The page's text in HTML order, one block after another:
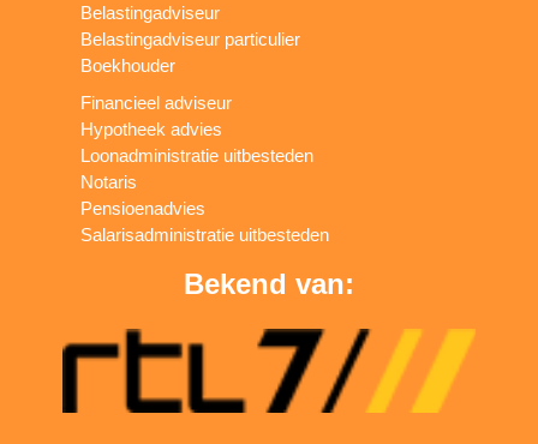
Belastingadviseur
Belastingadviseur particulier
Boekhouder
Financieel adviseur
Hypotheek advies
Loonadministratie uitbesteden
Notaris
Pensioenadvies
Salarisadministratie uitbesteden
Bekend van: